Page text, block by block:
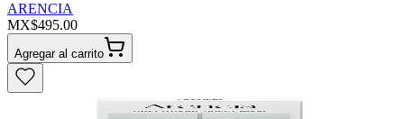
ARENCIA
MX$495.00
Agregar al carrito